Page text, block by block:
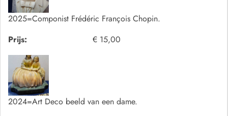
2025=Componist Frédéric François Chopin.
Prijs:
€ 15,00
2024=Art Deco beeld van een dame.